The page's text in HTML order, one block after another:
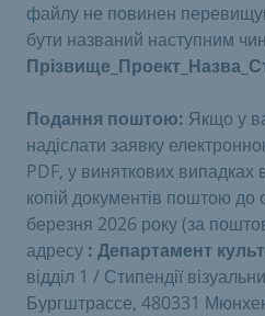
файлу не повинен
бути названий наступним
Подання поштою: Якщо у
надіслати заявку
PDF, у виняткових випадках
копій документів поштою до
березня 2026 року (за
адресу : Департамент
відділ 1 / Стипендії
Бургштрассе, 480331